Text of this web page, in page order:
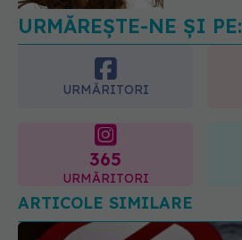
URMĂREȘTE-NE ȘI PE:
URMĂRITORI
365
URMĂRITORI
ARTICOLE SIMILARE